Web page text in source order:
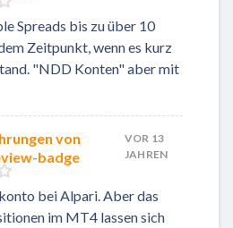
Spreads bis zu über 10
Zeitpunkt, wenn es kurz
"NDD Konten" aber mit
von
VOR 13
JAHREN
bei Alpari. Aber das
im MT4 lassen sich